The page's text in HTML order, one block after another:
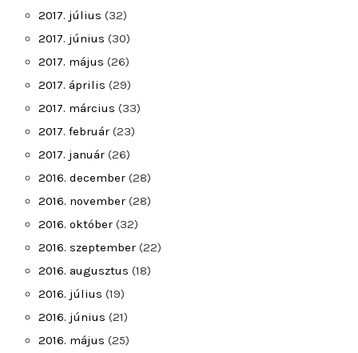
2017. július (32)
2017. június (30)
2017. május (26)
2017. április (29)
2017. március (33)
2017. február (23)
2017. január (26)
2016. december (28)
2016. november (28)
2016. október (32)
2016. szeptember (22)
2016. augusztus (18)
2016. július (19)
2016. június (21)
2016. május (25)